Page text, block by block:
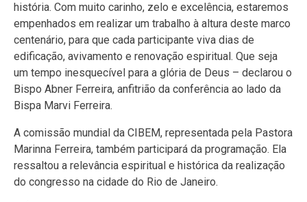
história. Com muito carinho, zelo e excelência, estaremos
empenhados em realizar um trabalho à altura deste marco
centenário, para que cada participante viva dias de
edificação, avivamento e renovação espiritual. Que seja
um tempo inesquecível para a glória de Deus – declarou o
Bispo Abner Ferreira, anfitrião da conferência ao lado da
Bispa Marvi Ferreira.
A comissão mundial da CIBEM, representada pela Pastora
Marinna Ferreira, também participará da programação. Ela
ressaltou a relevância espiritual e histórica da realização
do congresso na cidade do Rio de Janeiro.